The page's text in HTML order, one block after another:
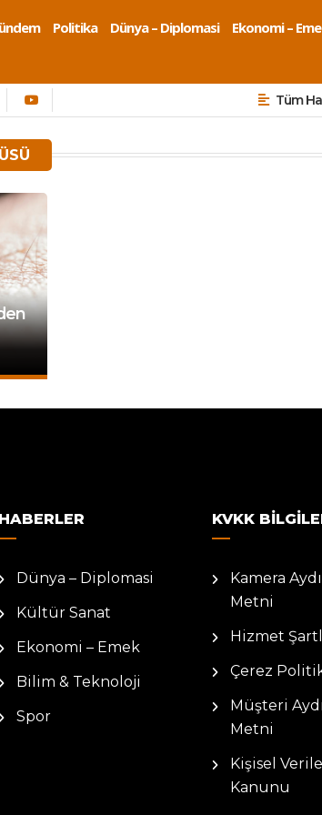
Politika Dünya – Diplomasi Ekonomi –
Tüm
HABERLER
Dünya – Diplomasi
Kültür Sanat
Ekonomi – Emek
Bilim & Teknoloji
Spor
KVKK
Kamera
Metni
Hizmet
Çerez
Müşteri
Metni
Kişisel
Kanunu